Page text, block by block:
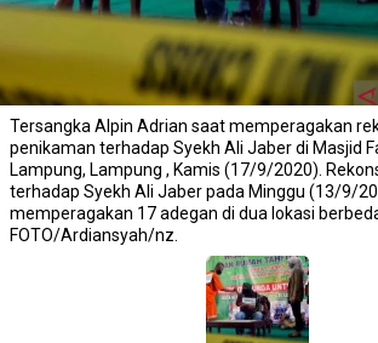
Tersangka Alpin Adrian saat memperagakan
penikaman terhadap Syekh Ali Jaber di Masjid
Lampung, Lampung , Kamis (17/9/2020).
terhadap Syekh Ali Jaber pada Minggu (13/9/
memperagakan 17 adegan di dua lokasi
FOTO/Ardiansyah/nz.